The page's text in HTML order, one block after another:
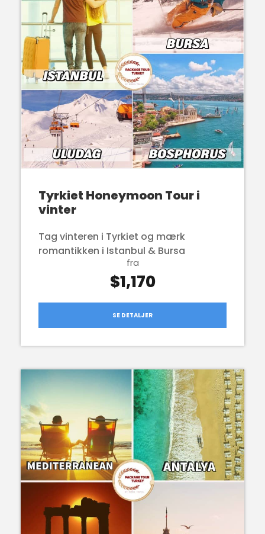
Tyrkiet Honeymoon Tour i
vinter
Tag vinteren i Tyrkiet og mærk
romantikken i Istanbul & Bursa
fra
$1,170
SE DETALJER